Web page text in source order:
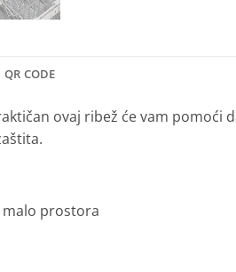
QR CODE
ovaj ribež će vam pomoći
malo prostora